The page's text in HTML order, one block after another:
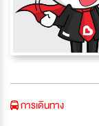
การเดินทาง